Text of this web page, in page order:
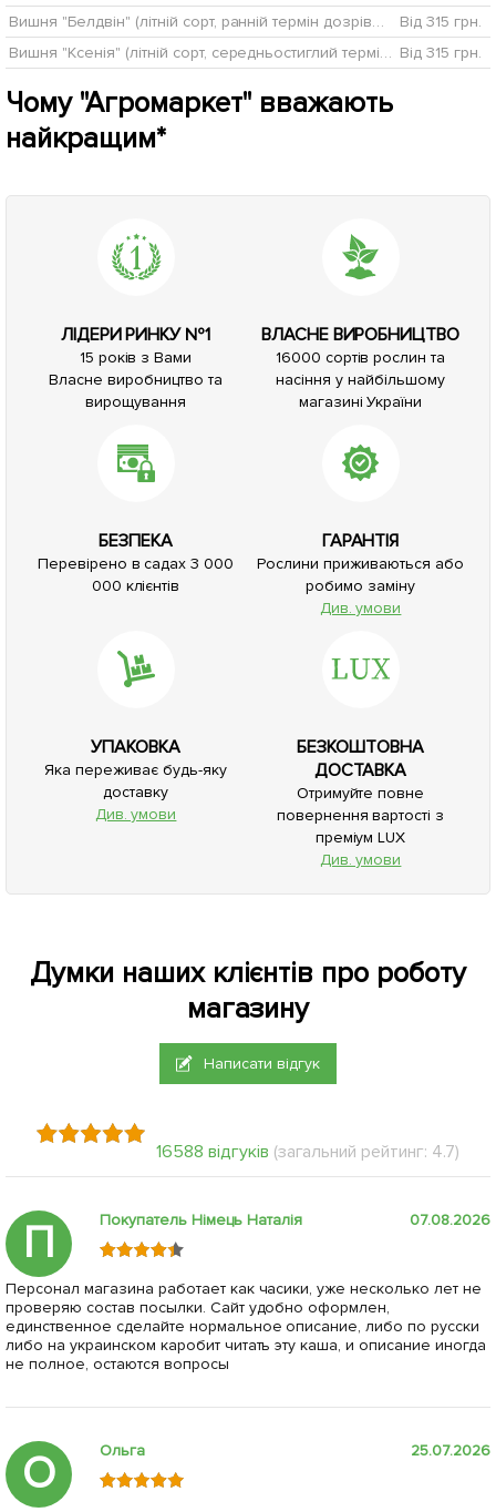
Вишня "Белдвін" (літній сорт, ранній термін дозрівання)
Від 315 грн.
Вишня "Ксенія" (літній сорт, середньостиглий термін дозрівання) Від 315 грн.
Чому "Агромаркет" вважають
найкращим*
ЛІДЕРИ РИНКУ №1
15 років з Вами
Власне виробництво та
вирощування
ВЛАСНЕ ВИРОБНИЦТВО
16000 сортів рослин та
насіння у найбільшому
магазині України
БЕЗПЕКА
Перевірено в садах 3 000
000 клієнтів
ГАРАНТІЯ
Рослини приживаються або
робимо заміну
Див. умови
УПАКОВКА
Яка переживає будь-яку
доставку
Див. умови
БЕЗКОШТОВНА
ДОСТАВКА
Отримуйте повне
повернення вартості з
преміум LUX
Див. умови
Думки наших клієнтів про роботу
магазину
Написати відгук
16588 відгуків (загальний рейтинг: 4.7)
П Покупатель Німець Наталія 07.08.2026
Персонал магазина работает как часики, уже несколько лет не
проверяю состав посылки. Сайт удобно оформлен,
единственное сделайте нормальное описание, либо по русски
либо на украинском каробит читать эту каша, и описание иногда
не полное, остаются вопросы
О Ольга 25.07.2026